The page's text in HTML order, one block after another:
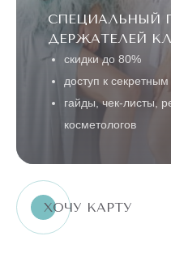
СПЕЦИАЛЬНЫЙ
ДЕРЖАТЕЛЕЙ
скидки до 80%
доступ к
гайды, чек-листы,
косметологов
ХОЧУ КАРТУ